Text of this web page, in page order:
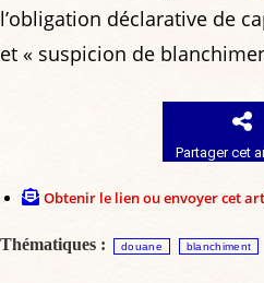
l’obligation déclarative de
et « suspicion de
Partager cet
Obtenir le lien ou envoyer cet
Thématiques : douane blanchiment